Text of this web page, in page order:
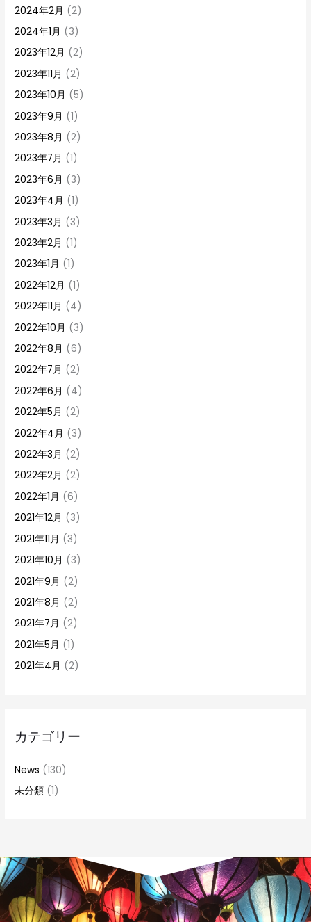
2024年2月 (2)
2024年1月 (3)
2023年12月 (2)
2023年11月 (2)
2023年10月 (5)
2023年9月 (1)
2023年8月 (2)
2023年7月 (1)
2023年6月 (3)
2023年4月 (1)
2023年3月 (3)
2023年2月 (1)
2023年1月 (1)
2022年12月 (1)
2022年11月 (4)
2022年10月 (3)
2022年8月 (6)
2022年7月 (2)
2022年6月 (4)
2022年5月 (2)
2022年4月 (3)
2022年3月 (2)
2022年2月 (2)
2022年1月 (6)
2021年12月 (3)
2021年11月 (3)
2021年10月 (3)
2021年9月 (2)
2021年8月 (2)
2021年7月 (2)
2021年5月 (1)
2021年4月 (2)
カテゴリー
News (130)
未分類 (1)